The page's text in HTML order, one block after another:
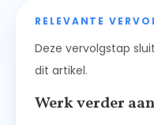
RELEVANTE
Deze vervolgstap
dit artikel.
Werk verder